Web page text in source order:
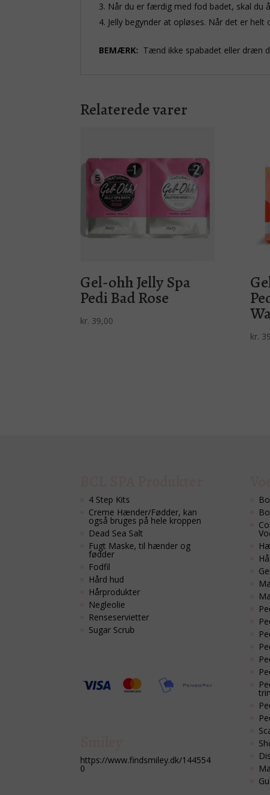
Når du er færdig med fod badet, skal du
Jelly begynder at opløses. Når det er
BEMÆRK: Tænd ikke spabadet eller dræn
Relaterede varer
Gel-ohh Jelly Spa
Pedi Bad Rose
kr. 39,00
kr.
4 Step Kits
Creme Hænder/Fødder, kan
også bruges på hele kroppen
Dead Sea Salt
Fugt Maske, til hænder og
fødder
Fodfil
Hård hud
Hårprodukter
Negleolie
Renseservietter
Sugar Scrub
https://www.findsmiley.dk/144554
0
trin